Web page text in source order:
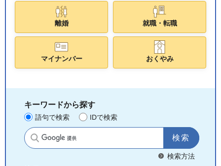
離婚 就職・転職
マイナンバー おくやみ
キーワードから探す
語句で検索 IDで検索
サイト内検索
検索方法